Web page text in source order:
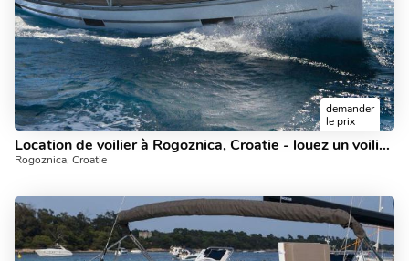
demander
le prix
Location de voilier à Rogoznica, Croatie - louez un voilier jusqu'à 8 personnes.
Rogoznica, Croatie